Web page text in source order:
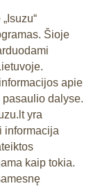
Šioje
apie
pasaulio dalyse.
yra
informacija
kaip tokia.